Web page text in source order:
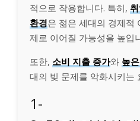
적으로 작용합니다. 특히,
환경은 젊은 세대의 경제적
제로 이어질 가능성을 높입
또한, 소비 지출 증가와 높
대의 빚 문제를 악화시키는
1-